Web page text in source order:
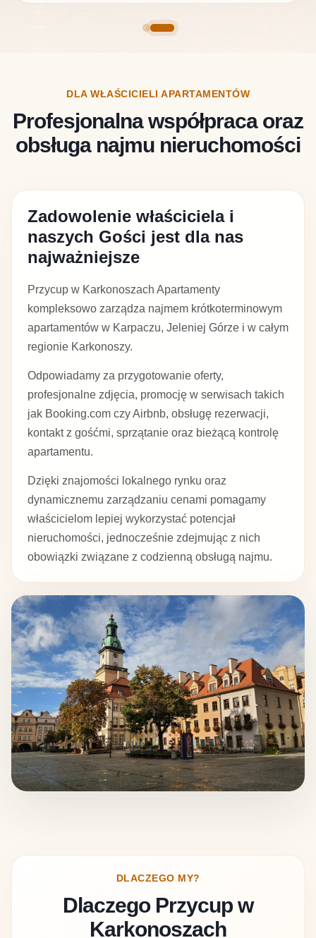
DLA WŁAŚCICIELI APARTAMENTÓW
Profesjonalna współpraca oraz
obsługa najmu nieruchomości
Zadowolenie właściciela i
naszych Gości jest dla nas
najważniejsze
Przycup w Karkonoszach Apartamenty
kompleksowo zarządza najmem krótkoterminowym
apartamentów w Karpaczu, Jeleniej Górze i w całym
regionie Karkonoszy.
Odpowiadamy za przygotowanie oferty,
profesjonalne zdjęcia, promocję w serwisach takich
jak Booking.com czy Airbnb, obsługę rezerwacji,
kontakt z gośćmi, sprzątanie oraz bieżącą kontrolę
apartamentu.
Dzięki znajomości lokalnego rynku oraz
dynamicznemu zarządzaniu cenami pomagamy
właścicielom lepiej wykorzystać potencjał
nieruchomości, jednocześnie zdejmując z nich
obowiązki związane z codzienną obsługą najmu.
DLACZEGO MY?
Dlaczego Przycup w
Karkonoszach